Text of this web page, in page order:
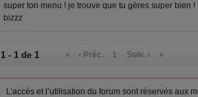
super ton menu ! je trouve que tu gères super bien !
bizzz
1 - 1 de 1 « ‹ Préc. 1 Suiv. › »
L’accès et l’utilisation du forum sont réservés aux